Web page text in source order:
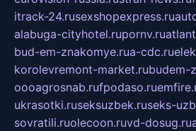
itrack-24.rusexshopexpress.ru
alabuga-cityhotel.rupornv.ru
bud-em-znakomye.rua-cdc.ru
korolevremont-market.rubudem-
oooagrosnab.rufpodaso.ru
ukrasotki.ruseksuzbek.ruseks-
sovratili.ruolecoon.ruvd-dosug.ru